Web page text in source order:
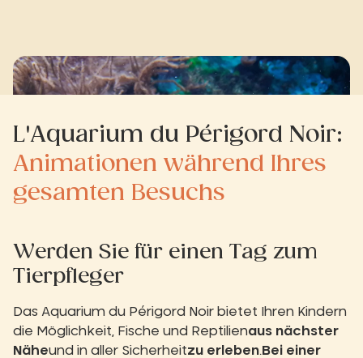
L'Aquarium du Périgord Noir:
Animationen während Ihres
gesamten Besuchs
Werden Sie für einen Tag zum
Tierpfleger
Das Aquarium du Périgord Noir bietet Ihren Kindern
die Möglichkeit, Fische und Reptilienaus nächster
Näheund in aller Sicherheitzu erleben. Bei einer